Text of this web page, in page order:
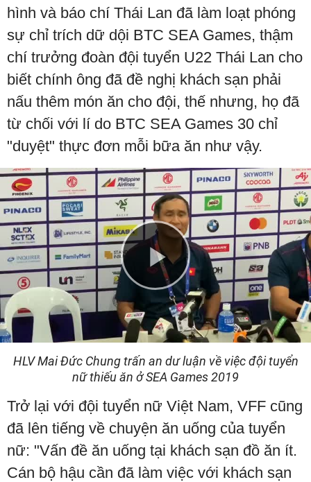
hình và báo chí Thái Lan đã làm loạt phóng
sự chỉ trích dữ dội BTC SEA Games, thậm
chí trưởng đoàn đội tuyển U22 Thái Lan cho
biết chính ông đã đề nghị khách sạn phải
nấu thêm món ăn cho đội, thế nhưng, họ đã
từ chối với lí do BTC SEA Games 30 chỉ
"duyệt" thực đơn mỗi bữa ăn như vậy.
Play
Video
HLV Mai Đức Chung trấn an dư luận về việc đội tuyển
nữ thiếu ăn ở SEA Games 2019
Trở lại với đội tuyển nữ Việt Nam, VFF cũng
đã lên tiếng về chuyện ăn uống của tuyển
nữ: "Vấn đề ăn uống tại khách sạn đồ ăn ít.
Cán bộ hậu cần đã làm việc với khách sạn